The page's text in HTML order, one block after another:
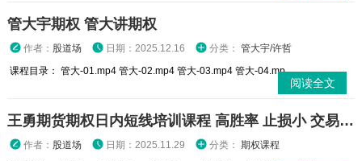
管大宇期权 管大讲期权
作者： 股道场 日期：2025.12.16 分类： 管大宇/许哲
课程目录： 管大-01.mp4 管大-02.mp4 管大-03.mp4 管大-04.mp...
阅读全文
王勇期货期权日内短线培训课程 高胜率 止损小 交易高手
作者： 股道场 日期：2025.11.29 分类： 期权课程